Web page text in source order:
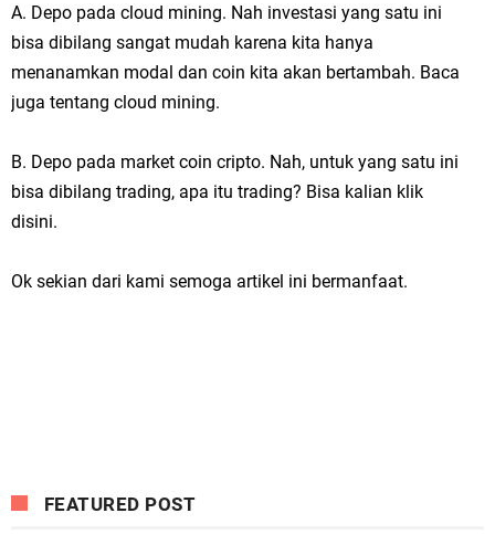
A. Depo pada cloud mining. Nah investasi yang satu ini
bisa dibilang sangat mudah karena kita hanya
menanamkan modal dan coin kita akan bertambah. Baca
juga tentang cloud mining.
B. Depo pada market coin cripto. Nah, untuk yang satu ini
bisa dibilang trading, apa itu trading? Bisa kalian klik
disini.
Ok sekian dari kami semoga artikel ini bermanfaat.
FEATURED POST